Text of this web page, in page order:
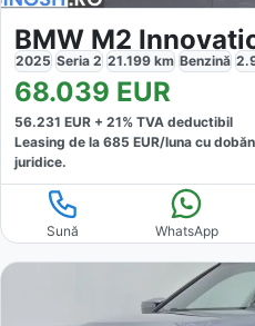
BMW M2
2025 Seria 2 21.199 km Benzină
68.039 EUR
56.231 EUR + 21% TVA deductibil
Leasing de la 685 EUR/luna cu
juridice.
Sună WhatsApp